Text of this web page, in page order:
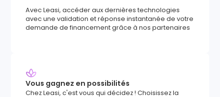
Avec Leasi, accéder aux dernières technologies
avec une validation et réponse instantanée de votre
demande de financement grâce à nos partenaires
Vous gagnez en possibilités
Chez Leasi, c'est vous qui décidez ! Choisissez la